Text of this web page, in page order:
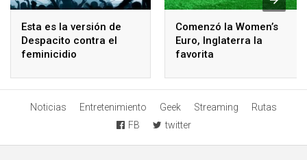
Esta es la versión de
Despacito contra el
feminicidio
Comenzó la Women’s
Euro, Inglaterra la
favorita
Noticias Entretenimiento Geek Streaming
Rutas
FB
twitter